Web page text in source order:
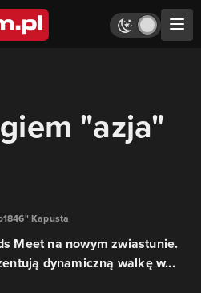
"azja"
Kapusta
Meet na nowym zwiastunie.
dynamiczną walkę w...